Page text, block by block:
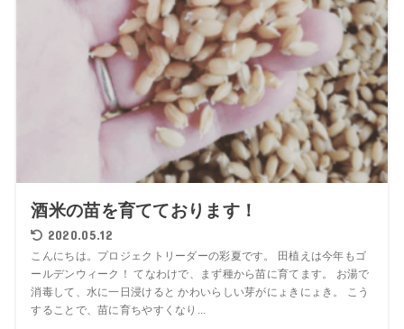
酒米の苗を育てております！
2020.05.12
こんにちは。プロジェクトリーダーの彩夏です。 田植えは今年もゴ
ールデンウィーク！ てなわけで、まず種から苗に育てます。 お湯で
消毒して、水に一日浸けると かわいらしい芽がにょきにょき。 こう
することで、苗に育ちやすくなり...